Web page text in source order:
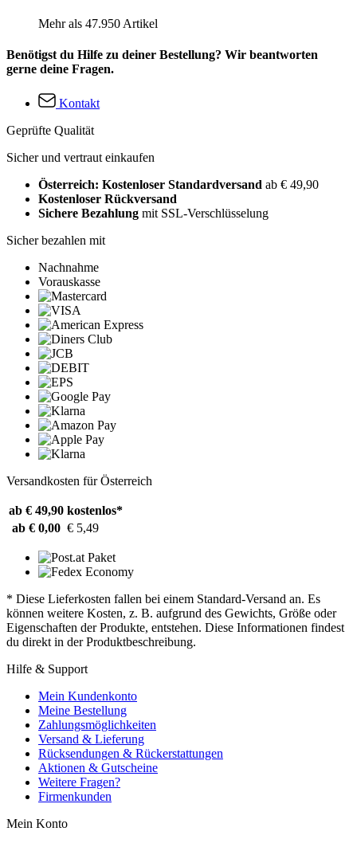
Mehr als 47.950 Artikel
Benötigst du Hilfe zu deiner Bestellung? Wir beantworten
gerne deine Fragen.
Kontakt
Geprüfte Qualität
Sicher und vertraut einkaufen
Österreich: Kostenloser Standardversand ab € 49,90
Kostenloser Rückversand
Sichere Bezahlung mit SSL-Verschlüsselung
Sicher bezahlen mit
Nachnahme
Vorauskasse
Versandkosten für Österreich
ab € 49,90 kostenlos*
ab € 0,00 € 5,49
* Diese Lieferkosten fallen bei einem Standard-Versand an. Es
können weitere Kosten, z. B. aufgrund des Gewichts, Größe oder
Eigenschaften der Produkte, entstehen. Diese Informationen findest
du direkt in der Produktbeschreibung.
Hilfe & Support
Mein Kundenkonto
Meine Bestellung
Zahlungsmöglichkeiten
Versand & Lieferung
Rücksendungen & Rückerstattungen
Aktionen & Gutscheine
Weitere Fragen?
Firmenkunden
Mein Konto